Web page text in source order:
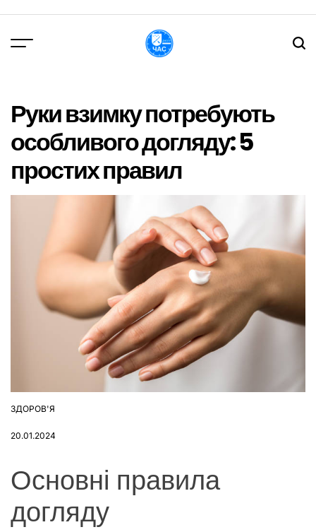
вмісту
Руки взимку потребують
особливого догляду: 5
простих правил
ОПУБЛІКУВАТИ
ЗДОРОВ'Я
20.01.2024
Основні правила
догляду